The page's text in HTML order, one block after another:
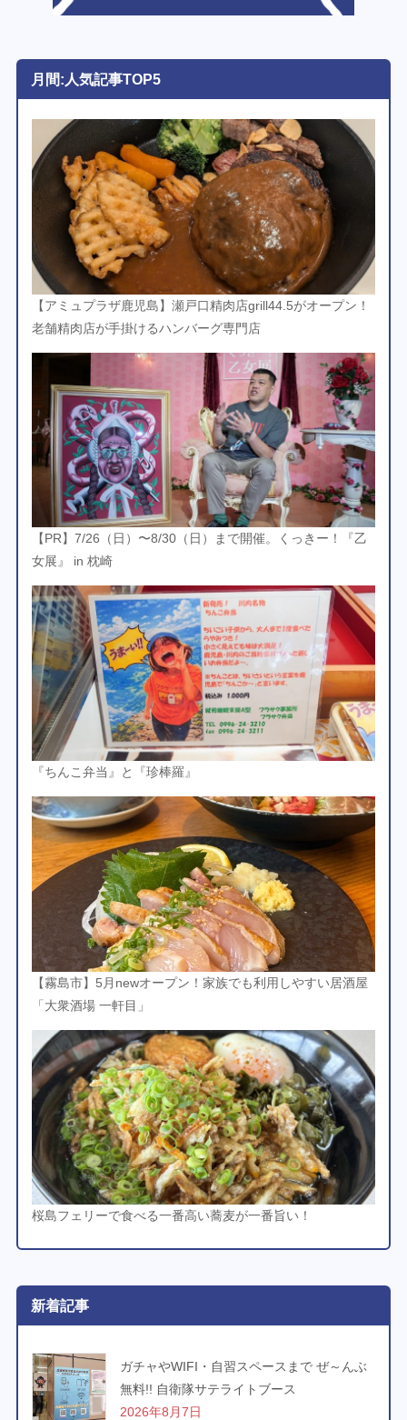
月間:人気記事TOP5
【アミュプラザ鹿児島】瀬戸口精肉店grill44.5がオープン！
老舗精肉店が手掛けるハンバーグ専門店
【PR】7/26（日）〜8/30（日）まで開催。くっきー！『乙
女展』 in 枕崎
『ちんこ弁当』と『珍棒羅』
【霧島市】5月newオープン！家族でも利用しやすい居酒屋
「大衆酒場 一軒目」
桜島フェリーで食べる一番高い蕎麦が一番旨い！
新着記事
ガチャやWIFI・自習スペースまで ぜ～んぶ
無料!! 自衛隊サテライトブース
2026年8月7日